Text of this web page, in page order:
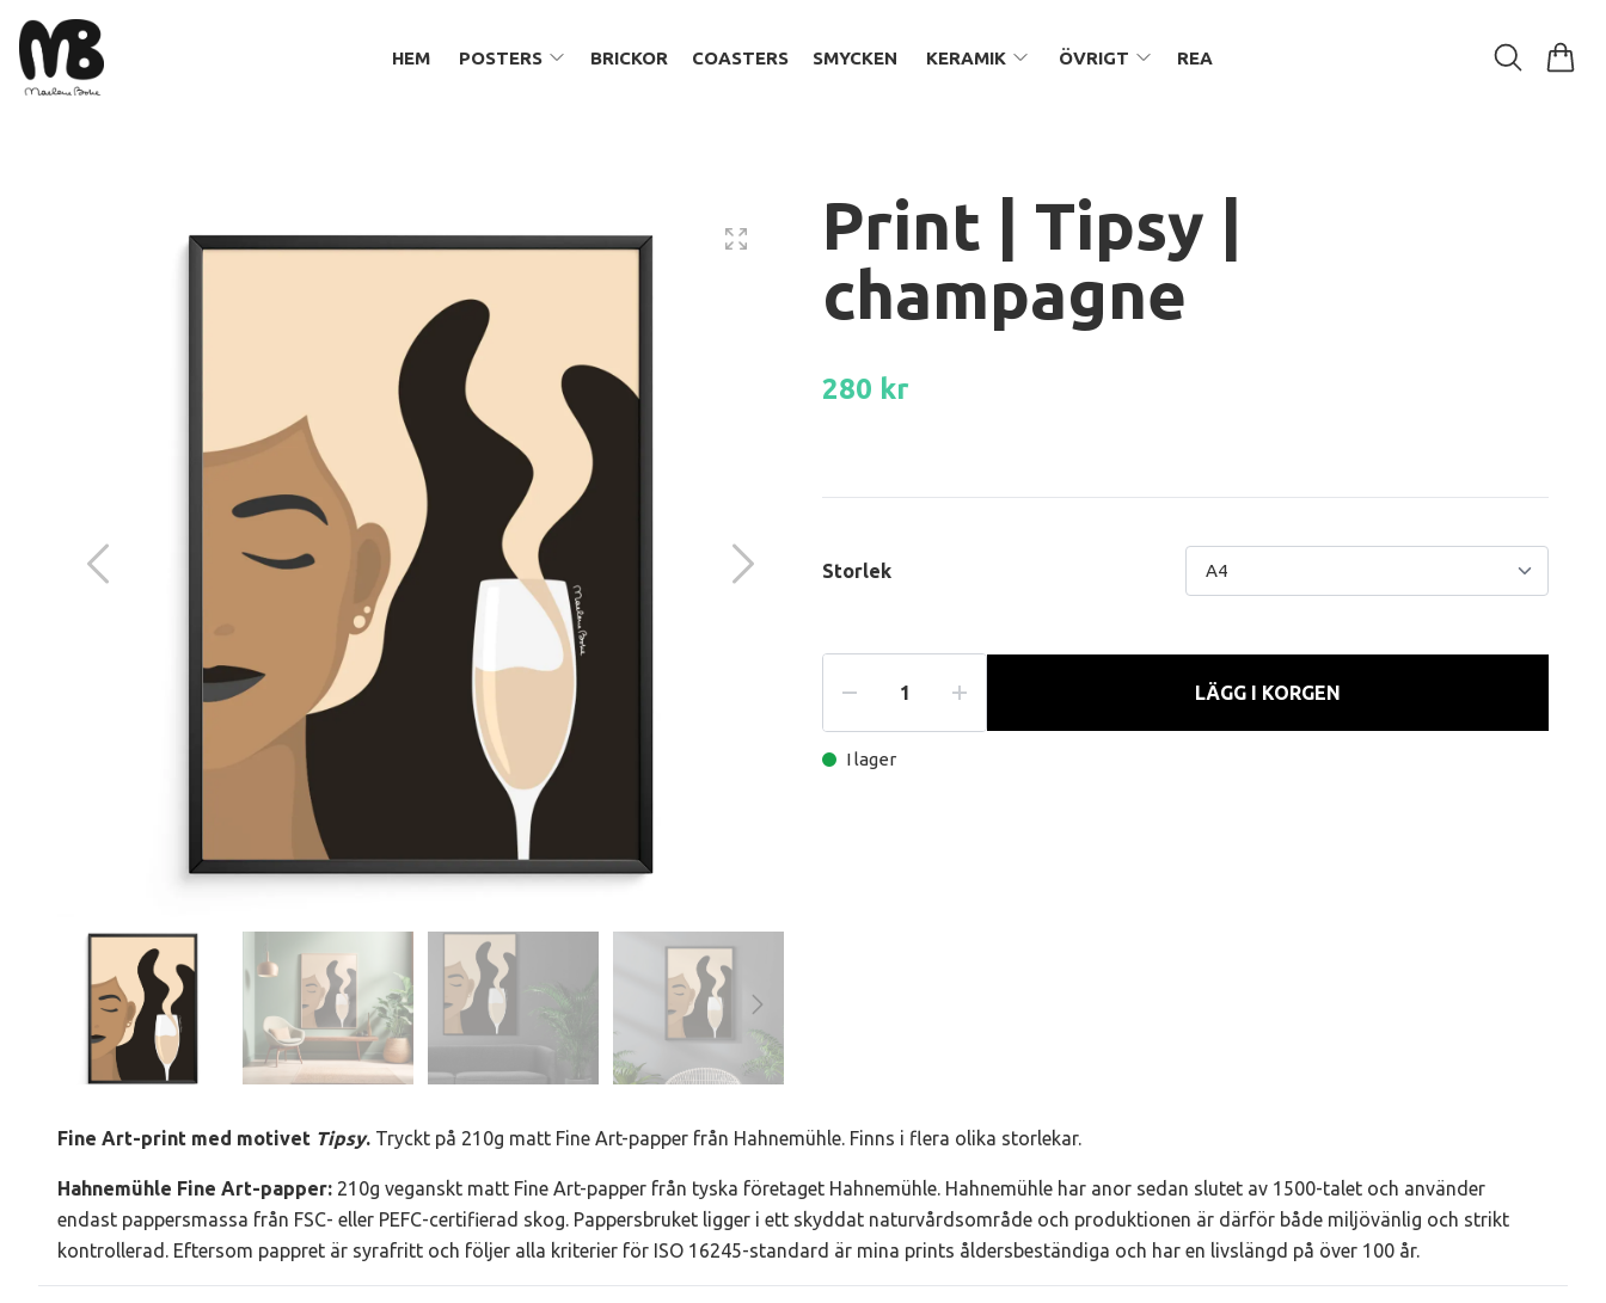
HEM POSTERS BRICKOR COASTERS SMYCKEN KERAMIK ÖVRIGT REA
Print | Tipsy |
champagne
280 kr
Storlek
LÄGG I KORGEN
I lager
Fine Art-print med motivet Tipsy. Tryckt på 210g matt Fine Art-papper från Hahnemühle. Finns i flera olika storlekar.
Hahnemühle Fine Art-papper: 210g veganskt matt Fine Art-papper från tyska företaget Hahnemühle. Hahnemühle har anor sedan slutet av 1500-talet och använder
endast pappersmassa från FSC- eller PEFC-certifierad skog. Pappersbruket ligger i ett skyddat naturvårdsområde och produktionen är därför både miljövänlig och strikt
kontrollerad. Eftersom pappret är syrafritt och följer alla kriterier för ISO 16245-standard är mina prints åldersbeständiga och har en livslängd på över 100 år.